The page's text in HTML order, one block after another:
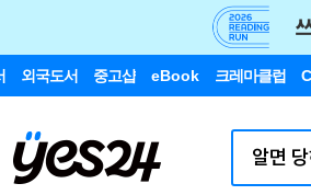
외국도서 중고샵 eBook 크레마클럽